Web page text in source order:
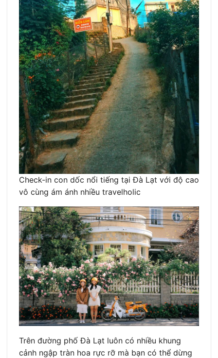
Check-in con dốc nổi tiếng tại Đà Lạt với độ cao
vô cùng ám ánh nhiều travelholic
Trên đường phố Đà Lạt luôn có nhiều khung
cảnh ngập tràn hoa rực rỡ mà bạn có thể dừng